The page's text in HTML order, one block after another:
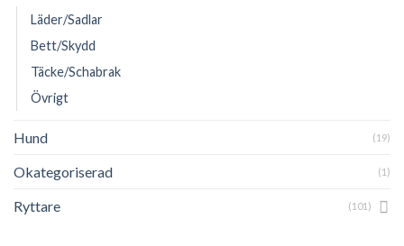
Läder/Sadlar
Bett/Skydd
Täcke/Schabrak
Övrigt
Hund (19)
Okategoriserad (1)
Ryttare (101)